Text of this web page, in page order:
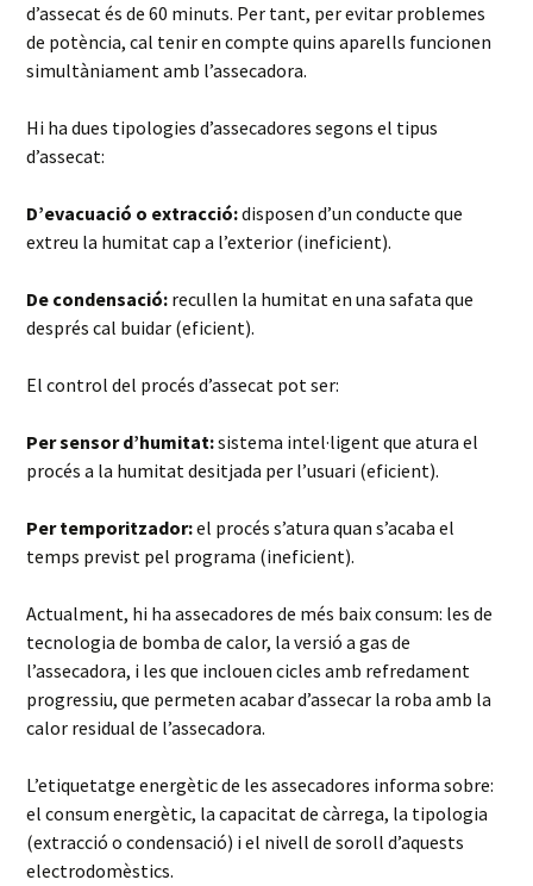
d’assecat és de 60 minuts. Per tant, per evitar problemes
de potència, cal tenir en compte quins aparells funcionen
simultàniament amb l’assecadora.
Hi ha dues tipologies d’assecadores segons el tipus
d’assecat:
D’evacuació o extracció:disposen d’un conducte que
extreu la humitat cap a l’exterior (ineficient).
De condensació: recullen la humitat en una safata que
després cal buidar (eficient).
El control del procés d’assecat pot ser:
Per sensor d’humitat:sistema intel·ligent que atura el
procés a la humitat desitjada per l’usuari (eficient).
Per temporitzador:el procés s’atura quan s’acaba el
temps previst pel programa (ineficient).
Actualment, hi ha assecadores de més baix consum: les de
tecnologia de bomba de calor, la versió a gas de
l’assecadora, i les que inclouen cicles amb refredament
progressiu, que permeten acabar d’assecar la roba amb la
calor residual de l’assecadora.
L’etiquetatge energètic de les assecadores informa sobre:
el consum energètic, la capacitat de càrrega, la tipologia
(extracció o condensació) i el nivell de soroll d’aquests
electrodomèstics.